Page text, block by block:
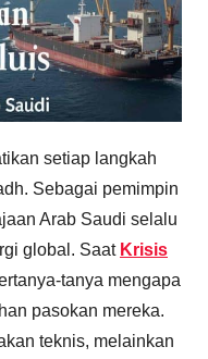
setiap langkah
Sebagai pemimpin
Arab Saudi selalu
global. Saat Krisis
tanya mengapa
pasokan mereka.
teknis, melainkan